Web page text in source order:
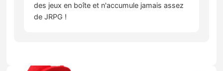
des jeux en boîte et n'accumule jamais assez
de JRPG !